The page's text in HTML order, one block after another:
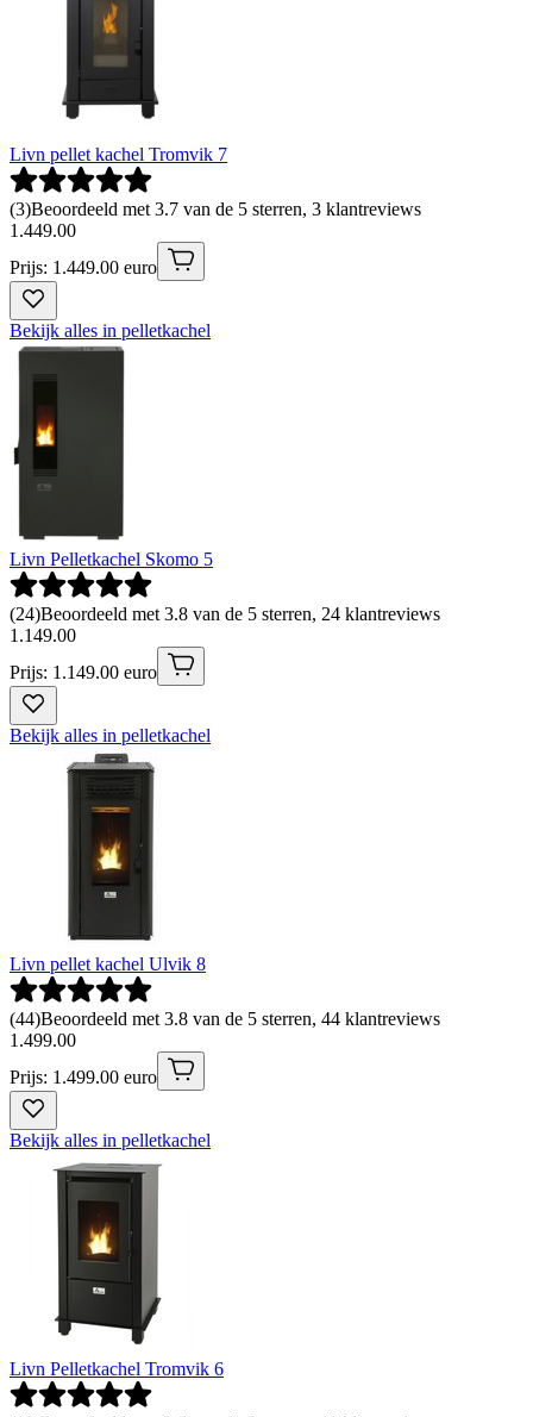
Livn pellet kachel Tromvik 7
(3)Beoordeeld met 3.7 van de 5 sterren, 3 klantreviews
1 .449.00
Prijs: 1.449.00 euro
Bekijk alles in pelletkachel
Livn Pelletkachel Skomo 5
(24)Beoordeeld met 3.8 van de 5 sterren, 24 klantreviews
1 .149.00
Prijs: 1.149.00 euro
Bekijk alles in pelletkachel
Livn pellet kachel Ulvik 8
(44)Beoordeeld met 3.8 van de 5 sterren, 44 klantreviews
1 .499.00
Prijs: 1.499.00 euro
Bekijk alles in pelletkachel
Livn Pelletkachel Tromvik 6